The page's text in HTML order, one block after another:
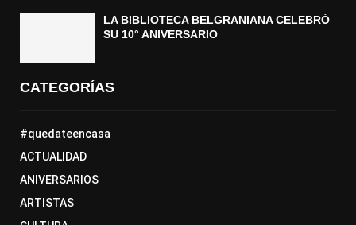
LA BIBLIOTECA BELGRANIANA CELEBRÓ
SU 10° ANIVERSARIO
CATEGORÍAS
#quedateencasa
ACTUALIDAD
ANIVERSARIOS
ARTISTAS